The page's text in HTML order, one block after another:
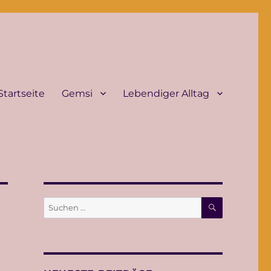
Gemsi Lebendiger Alltag
Suche
nach:
SUCHEN